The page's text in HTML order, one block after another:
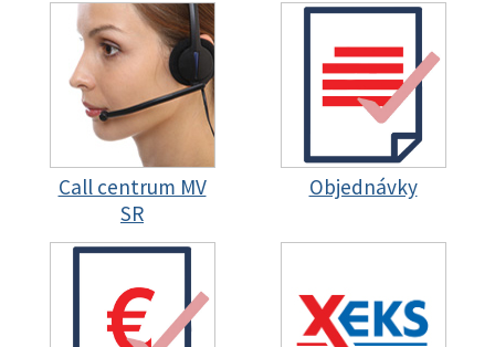
Call centrum MV
SR
Objednávky